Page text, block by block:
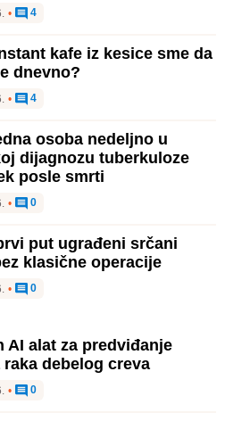
• 4
kafe iz kesice sme da
dnevno?
• 4
osoba nedeljno u
dijagnozu tuberkuloze
posle smrti
• 0
put ugrađeni srčani
klasične operacije
• 0
AI alat za predviđanje
debelog creva
• 0